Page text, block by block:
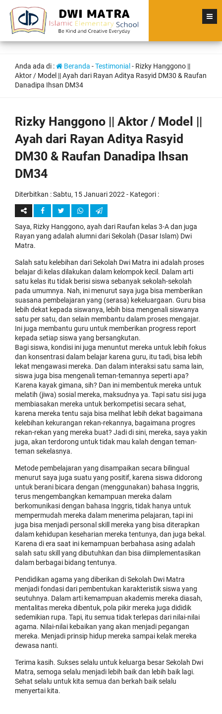
Anda ada di : Beranda -Testimonial - Rizky Hanggono ||
Aktor / Model || Ayah dari Rayan Aditya Rasyid DM30 & Raufan
Danadipa Ihsan DM34
Rizky Hanggono || Aktor / Model ||
Ayah dari Rayan Aditya Rasyid
DM30 & Raufan Danadipa Ihsan
DM34
Diterbitkan :Sabtu, 15 Januari 2022 - Kategori :
Saya, Rizky Hanggono, ayah dari Raufan kelas 3-A dan juga
Rayan yang adalah alumni dari Sekolah (Dasar Islam) Dwi
Matra.
Salah satu kelebihan dari Sekolah Dwi Matra ini adalah proses
belajar di kelas dilakukan dalam kelompok kecil. Dalam arti
satu kelas itu tidak berisi siswa sebanyak sekolah-sekolah
pada umumnya. Nah, ini menurut saya juga bisa memberikan
suasana pembelajaran yang (serasa) kekeluargaan. Guru bisa
lebih dekat kepada siswanya, lebih bisa mengenali siswanya
satu per satu, dan selain membantu dalam proses mengajar.
Ini juga membantu guru untuk memberikan progress report
kepada setiap siswa yang bersangkutan.
Bagi siswa, kondisi ini juga menuntut mereka untuk lebih fokus
dan konsentrasi dalam belajar karena guru, itu tadi, bisa lebih
lekat mengawasi mereka. Dan dalam interaksi satu sama lain,
siswa juga bisa mengenali teman-temannya seperti apa?
Karena kayak gimana, sih? Dan ini membentuk mereka untuk
melatih (jiwa) sosial mereka, maksudnya ya. Tapi satu sisi juga
membiasakan mereka untuk berkompetisi secara sehat,
karena mereka tentu saja bisa melihat lebih dekat bagaimana
kelebihan kekurangan rekan-rekannya, bagaimana progres
rekan-rekan yang mereka buat? Jadi di sini, mereka, saya yakin
juga, akan terdorong untuk tidak mau kalah dengan teman-
teman sekelasnya.
Metode pembelajaran yang disampaikan secara bilingual
menurut saya juga suatu yang positif, karena siswa didorong
untuk berani bicara dengan (menggunakan) bahasa Inggris,
terus mengembangkan kemampuan mereka dalam
berkomunikasi dengan bahasa Inggris, tidak hanya untuk
mempermudah mereka dalam menerima pelajaran, tapi ini
juga bisa menjadi personal skill mereka yang bisa diterapkan
dalam kehidupan keseharian mereka tentunya, dan juga bekal.
Karena di era saat ini kemampuan berbahasa asing adalah
salah satu skill yang dibutuhkan dan bisa diimplementasikan
dalam berbagai bidang tentunya.
Pendidikan agama yang diberikan di Sekolah Dwi Matra
menjadi fondasi dari pembentukan karakteristik siswa yang
seutuhnya. Dalam arti kemampuan akademis mereka diasah,
mentalitas mereka dibentuk, pola pikir mereka juga dididik
sedemikian rupa. Tapi, itu semua tidak terlepas dari nilai-nilai
agama. Nilai-nilai kebaikan yang akan menjadi pegangan
mereka. Menjadi prinsip hidup mereka sampai kelak mereka
dewasa nanti.
Terima kasih. Sukses selalu untuk keluarga besar Sekolah Dwi
Matra, semoga selalu menjadi lebih baik dan lebih baik lagi.
Sehat selalu untuk kita semua dan berkah baik selalu
menyertai kita.